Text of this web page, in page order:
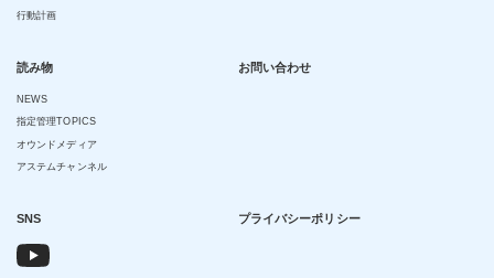
行動計画
読み物
NEWS
指定管理TOPICS
オウンドメディア
アステムチャンネル
お問い合わせ
SNS プライバシーポリシー